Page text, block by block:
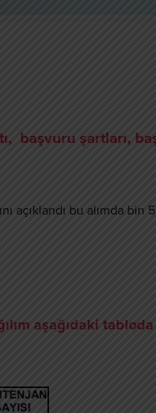
başvuru şartları,
açıklandı bu alımda bin
aşağıdaki